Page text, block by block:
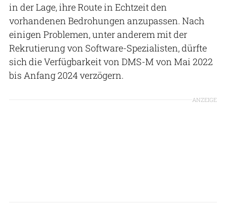
in der Lage, ihre Route in Echtzeit den
vorhandenen Bedrohungen anzupassen. Nach
einigen Problemen, unter anderem mit der
Rekrutierung von Software-Spezialisten, dürfte
sich die Verfügbarkeit von DMS-M von Mai 2022
bis Anfang 2024 verzögern.
ANZEIGE